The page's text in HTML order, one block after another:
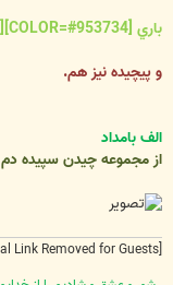
باري [COLOR=#953734][COLOR=#92d050]زيستن سخت
و پيچيده نيز هم.
الف بامداد
از مجموعه چيدن سپيده دم
[External Link Removed for Guests]